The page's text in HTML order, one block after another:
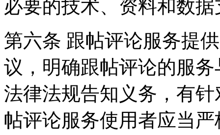
必要的技术、资料和数
第六条 跟帖评论服务提
议，明确跟帖评论的服
法律法规告知义务，有
帖评论服务使用者应当